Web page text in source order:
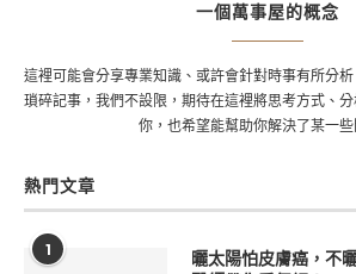
一個萬事屋的概念
這裡可能會分享專業知識、或許會針對時事有所分
瑣碎記事，我們不設限，期待在這裡將思考方式、
你，也希望能幫助你解決了某一些
熱門文章
1
曬太陽怕皮膚癌，不